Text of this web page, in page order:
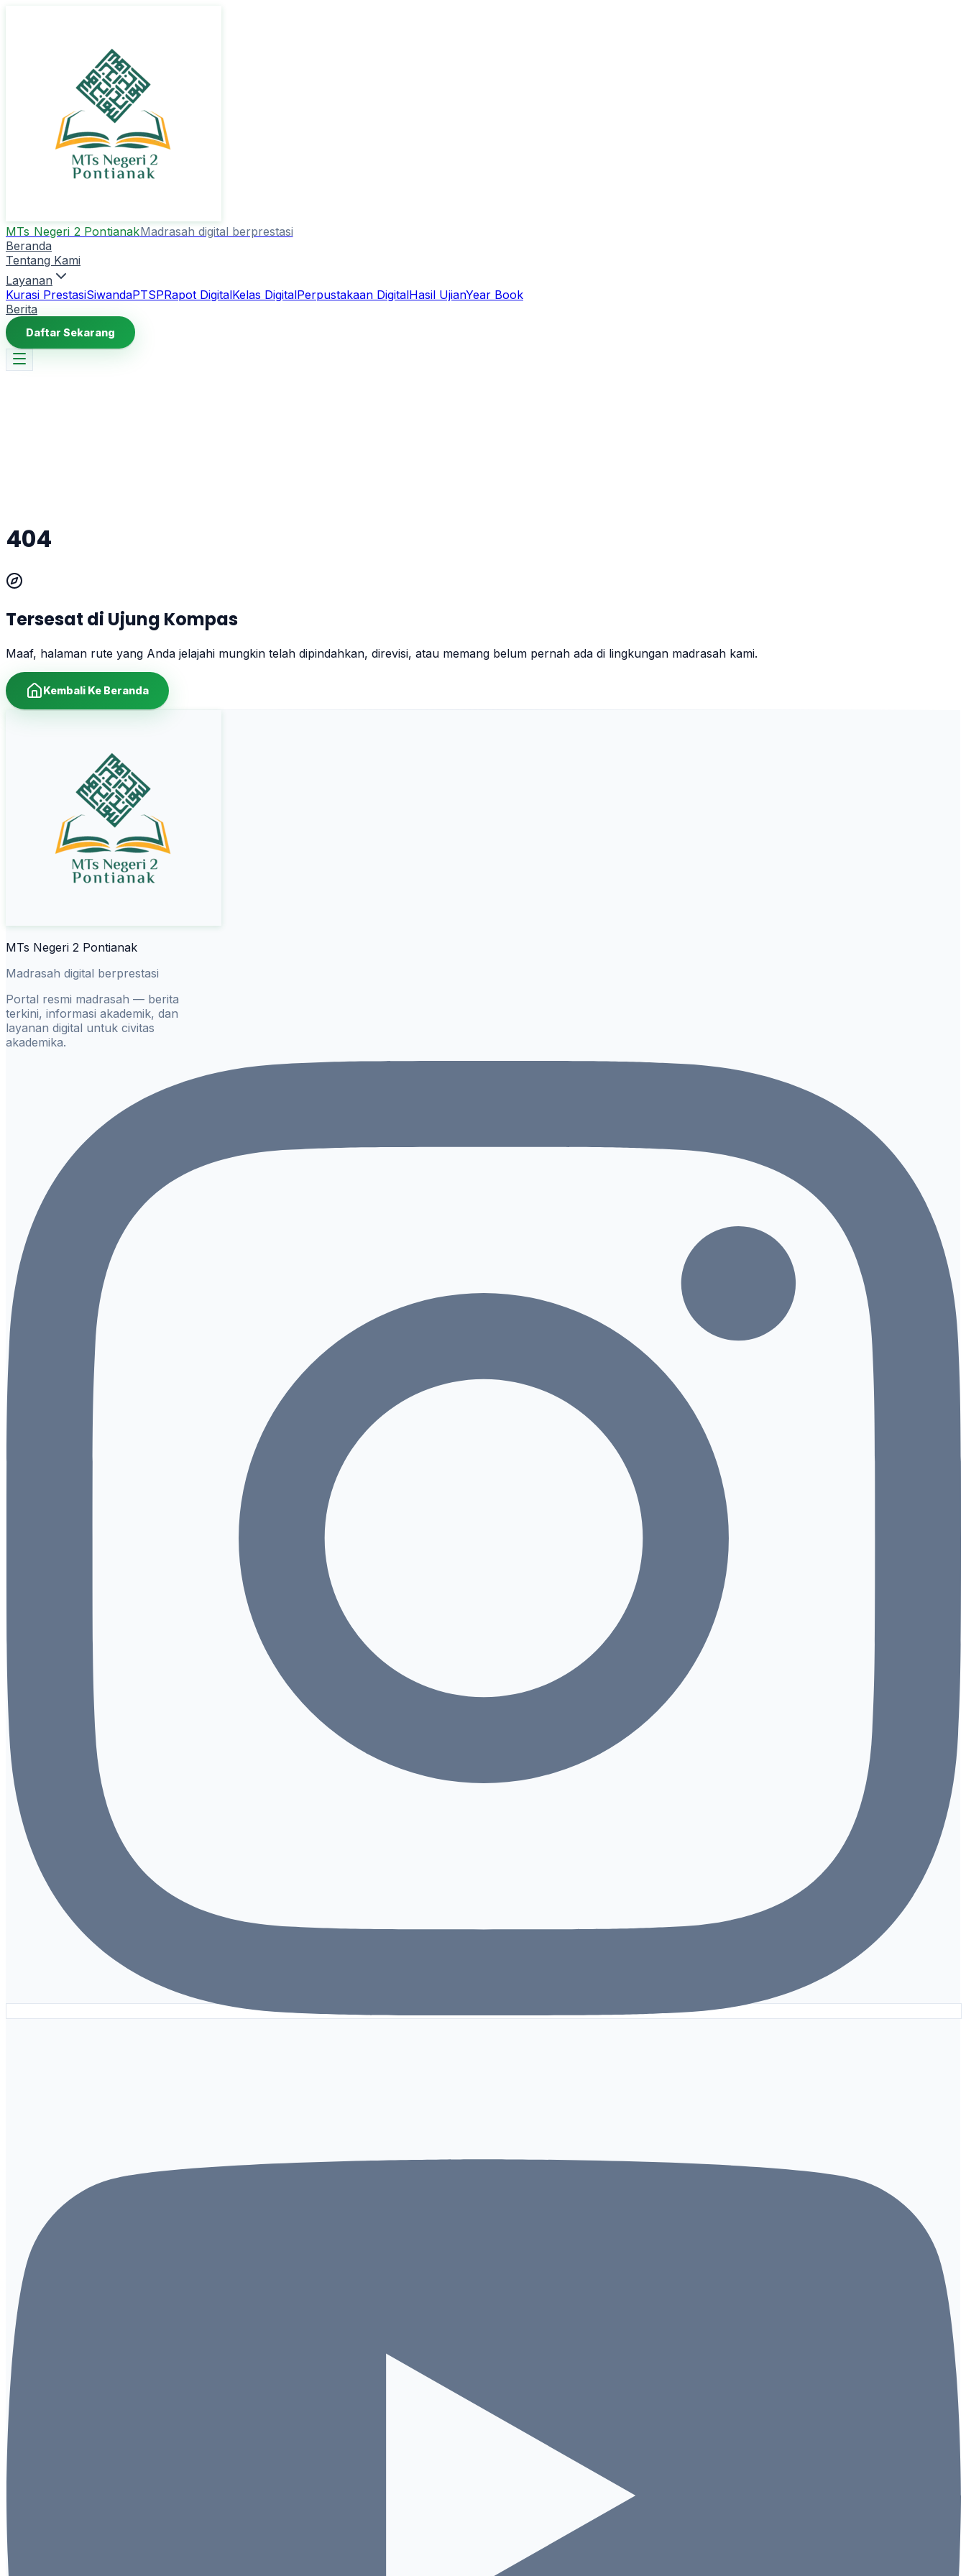
MTs Negeri 2 PontianakMadrasah digital berprestasi
Beranda
Tentang Kami
Layanan
Kurasi PrestasiSiwandaPTSPRapot DigitalKelas DigitalPerpustakaan DigitalHasil UjianYear Book
Berita
Daftar Sekarang
404
Tersesat di Ujung Kompas
Maaf, halaman rute yang Anda jelajahi mungkin telah dipindahkan, direvisi, atau memang belum pernah ada di lingkungan madrasah kami.
Kembali Ke Beranda
MTs Negeri 2 Pontianak
Madrasah digital berprestasi
Portal resmi madrasah — berita
terkini, informasi akademik, dan
layanan digital untuk civitas
akademika.